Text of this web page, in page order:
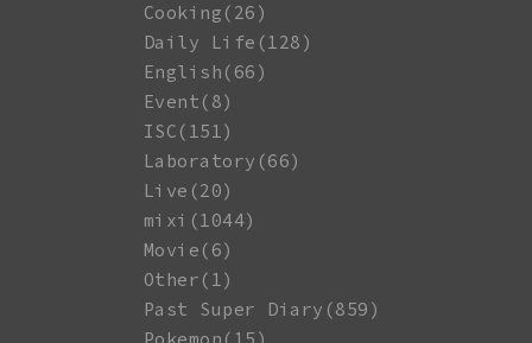
Cooking(26)
Daily Life(128)
English(66)
Event(8)
ISC(151)
Laboratory(66)
Live(20)
mixi(1044)
Movie(6)
Other(1)
Past Super Diary(859)